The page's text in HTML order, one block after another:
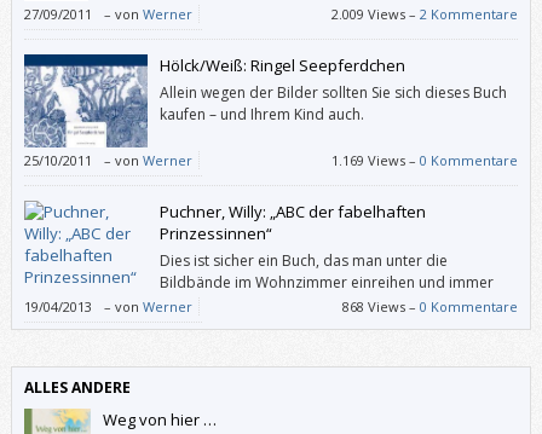
27/09/2011 – von Werner 2.009 Views –2 Kommentare
Hölck/Weiß: Ringel Seepferdchen
Allein wegen der Bilder sollten Sie sich dieses Buch
kaufen – und Ihrem Kind auch.
25/10/2011 – von Werner 1.169 Views –0 Kommentare
Puchner, Willy: „ABC der fabelhaften
Prinzessinnen“
Dies ist sicher ein Buch, das man unter die
Bildbände im Wohnzimmer einreihen und immer
wieder hervorholen wird. Kinder werden es später
ihren Kindern zeigen und immer noch selbst eine Freude daran haben.
19/04/2013 – von Werner 868 Views –0 Kommentare
ALLES ANDERE
Weg von hier …